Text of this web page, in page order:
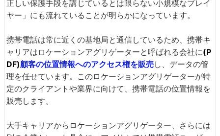
正しい保護手段を講じているとは限らない小規模なプレイ
ヤー」にも流れていることが明らかになっています。
携帯電話は常に近くの基地局と通信しているため、携帯キ
ャリアはロケーションアグリゲーターと呼ばれる会社に(P
DF)顧客の位置情報へのアクセス権を販売し、データの管
理を任せています。このロケーションアグリゲーターが特
定のクライアントや業界に向けて、携帯電話の位置情報を
販売します。
大手キャリアからロケーションアグリゲーター、さらには